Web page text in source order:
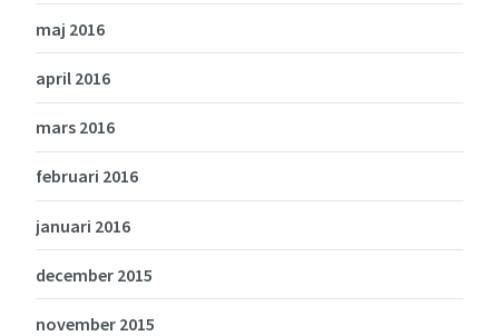
maj 2016
april 2016
mars 2016
februari 2016
januari 2016
december 2015
november 2015